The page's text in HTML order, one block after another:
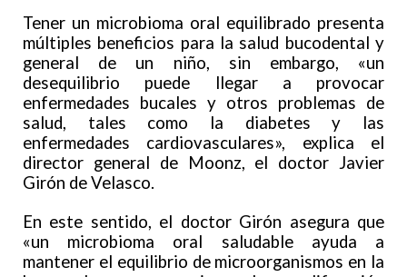
Tener un microbioma oral equilibrado presenta
múltiples beneficios para la salud bucodental y
general de un niño, sin embargo, «un
desequilibrio puede llegar a provocar
enfermedades bucales y otros problemas de
salud, tales como la diabetes y las
enfermedades cardiovasculares», explica el
director general de Moonz, el doctor Javier
Girón de Velasco.
En este sentido, el doctor Girón asegura que
«un microbioma oral saludable ayuda a
mantener el equilibrio de microorganismos en la